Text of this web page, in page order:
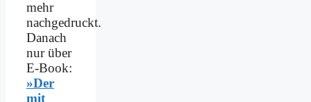
mehr
nachgedruckt.
Danach
nur über
E-Book:
»Der
mit